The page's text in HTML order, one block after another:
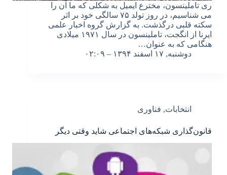
ری تاملینسون، مخترع ایمیل به شکلی که ما آن را
می شناسیم، در روز تولد ۷۵ سالگی خود بر اثر
سکته قلبی درگذشت. به گزارش گروه اخبار علمی
ایرنا از انگجت، تاملینسون در سال ۱۹۷۱ میلادی
هنگامی که به عنوان…
دوشنبه, ۱۷ اسفند ۱۳۹۴ – ۰۲:۰۹
انتخابات, فناوری
قانون‌گذاری شبکه‌های اجتماعی شاید وقتی دیگر